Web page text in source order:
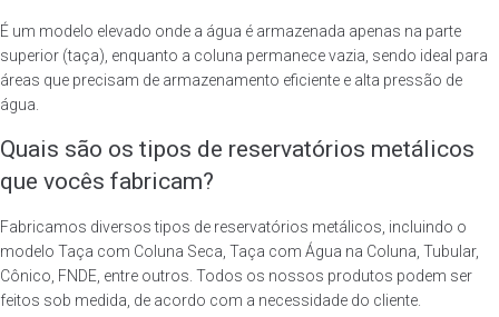
É um modelo elevado onde a água é armazenada apenas na parte
superior (taça), enquanto a coluna permanece vazia, sendo ideal para
áreas que precisam de armazenamento eficiente e alta pressão de
água.
Quais são os tipos de reservatórios metálicos
que vocês fabricam?
Fabricamos diversos tipos de reservatórios metálicos, incluindo o
modelo Taça com Coluna Seca, Taça com Água na Coluna, Tubular,
Cônico, FNDE, entre outros. Todos os nossos produtos podem ser
feitos sob medida, de acordo com a necessidade do cliente.